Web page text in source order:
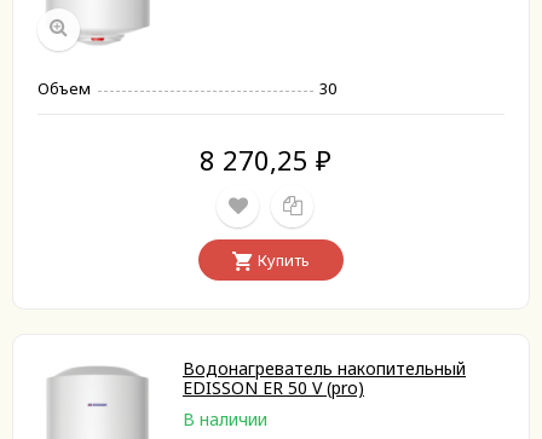
Объем 30
8 270,25 ₽
Купить
Водонагреватель накопительный
EDISSON ER 50 V (pro)
В наличии